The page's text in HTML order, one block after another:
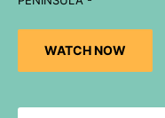
WATCH NOW